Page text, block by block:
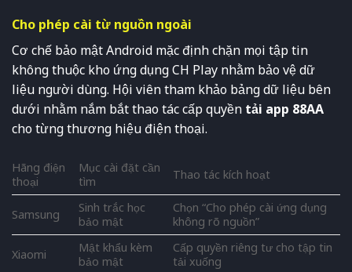
Cho phép cài từ nguồn ngoài
Cơ chế bảo mật Android mặc định chặn mọi tập tin
không thuộc kho ứng dụng CH Play nhằm bảo vệ dữ
liệu người dùng. Hội viên tham khảo bảng dữ liệu bên
dưới nhằm nắm bắt thao tác cấp quyềntải app 88AA
cho từng thương hiệu điện thoại.
Hãng điện
thoại
Mục cài đặt cần
tìm Thao tác kích hoạt
Samsung Sinh trắc học
bảo mật
Chọn “Cho phép cài ứng dụng
không rõ nguồn”
Xiaomi
Mật khẩu kèm
bảo mật
Cấp quyền riêng tư cho tập tin
tải xuống